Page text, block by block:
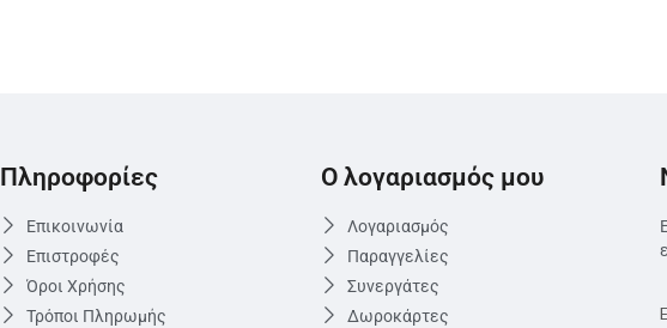
Πληροφορίες
Επικοινωνία
Επιστροφές
Όροι Χρήσης
Τρόποι Πληρωμής
Ο λογαριασμός μου
Λογαριασμός
Παραγγελίες
Συνεργάτες
Δωροκάρτες